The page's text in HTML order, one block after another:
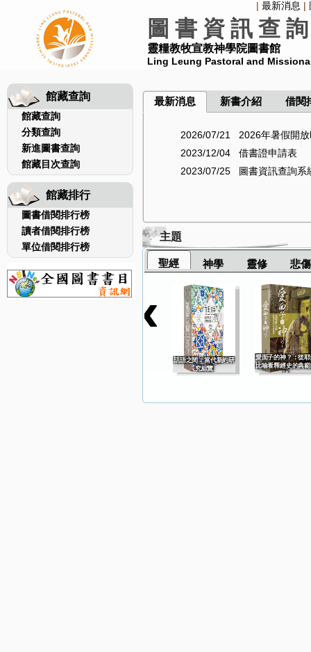
| 最新消息 |
圖 書 資 訊 查
靈糧教牧宣教神學院圖書館
Ling Leung Pastoral and
館藏查詢
館藏查詢
分類查詢
新進圖書查詢
館藏目次查詢
館藏排行
圖書借閱排行榜
讀者借閱排行榜
單位借閱排行榜
2026/07/21 2026年暑假開放
2023/12/04 借書證申請表
2023/07/25 圖書資訊查詢系
主題
聖經 神學 靈修 悲
話語之間：當代新約研
究綜覽
愛面子的神？：從耶
比喻看釋經史的典範
移
‹